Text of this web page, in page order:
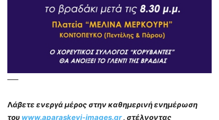
—–
Λάβετε ενεργά μέρος στην καθημερινή ενημέρωση
του www.aparaskevi-images.gr, στέλνοντας